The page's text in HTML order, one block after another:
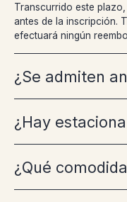
Transcurrido este
antes de la inscripción.
efectuará ningún
¿Se admiten
¿Hay
¿Qué